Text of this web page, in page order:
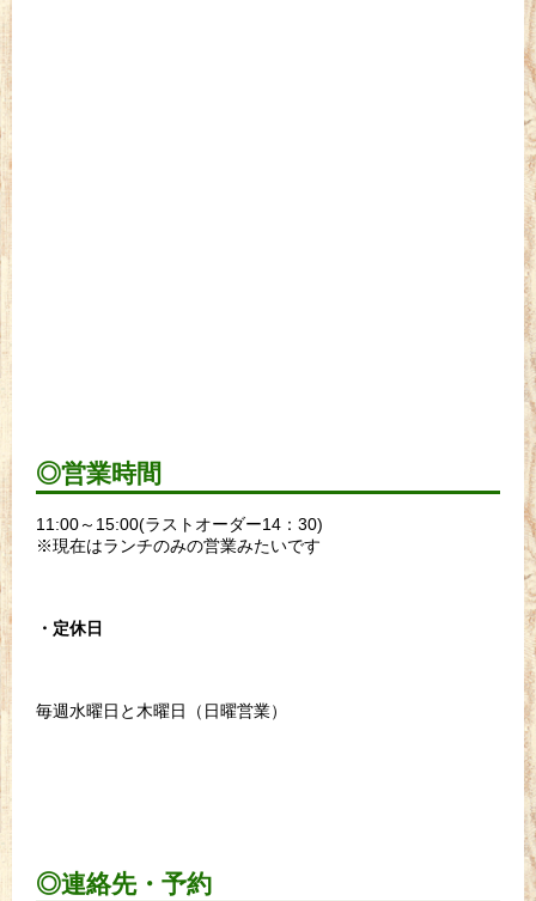
◎営業時間
11:00～15:00(ラストオーダー14：30)
※現在はランチのみの営業みたいです
・定休日
毎週水曜日と木曜日（日曜営業）
◎連絡先・予約